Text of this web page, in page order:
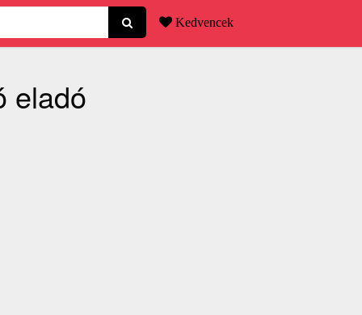
Kedvencek
eladó